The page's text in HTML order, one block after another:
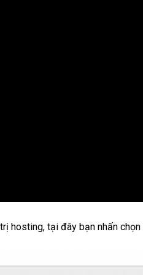
hosting, tại đây bạn nhấn chọn